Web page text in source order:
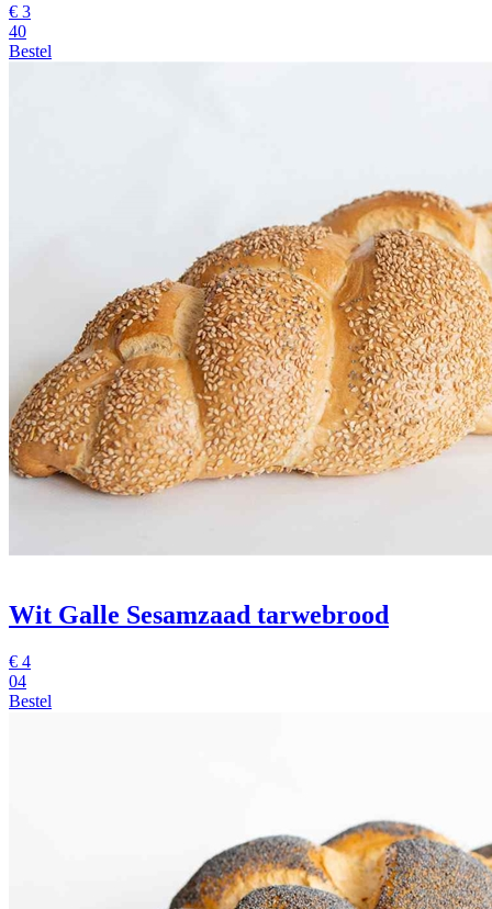
€ 3
40
Bestel
Wit Galle Sesamzaad tarwebrood
€ 4
04
Bestel